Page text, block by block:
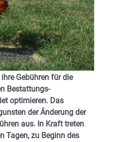
Gebühren für die
Bestattungs-
optimieren. Das
der Änderung der
aus. In Kraft treten
Tagen, zu Beginn des